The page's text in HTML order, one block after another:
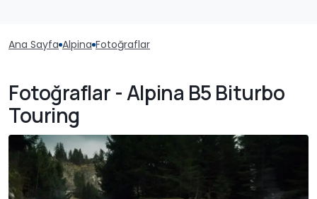
Ana Sayfa Alpina Fotoğraflar
Fotoğraflar - Alpina B5 Biturbo
Touring